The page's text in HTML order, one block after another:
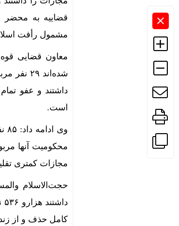
قضاییه به محضر
مشمول رأفت
شده‌اند
داشتند و عفو
است.
محکومیت آنها
مجازات کمتری
کامل حذف و از